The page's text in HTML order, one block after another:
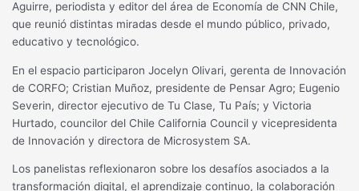
Aguirre, periodista y editor del área de Economía de CNN Chile,
que reunió distintas miradas desde el mundo público, privado,
educativo y tecnológico.
En el espacio participaron Jocelyn Olivari, gerenta de Innovación
de CORFO; Cristian Muñoz, presidente de Pensar Agro; Eugenio
Severin, director ejecutivo de Tu Clase, Tu País; y Victoria
Hurtado, councilor del Chile California Council y vicepresidenta
de Innovación y directora de Microsystem SA.
Los panelistas reflexionaron sobre los desafíos asociados a la
transformación digital, el aprendizaje continuo, la colaboración